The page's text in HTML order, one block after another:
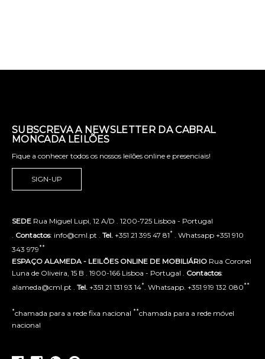
SUBSCREVA A NEWSLETTER DA CABRAL
MONCADA LEILÕES
Fique a conhecer todos os nossos leilões online e presenciais!
SIGN-UP
SEDE Rua Miguel Lupi, 12 A/D . 1200-725 Lisboa - Portugal
Contactos: info@cml.pt . Tel. +351 21 395 47 81* . Whatsapp +351 910
343 979**
ESPAÇO ALAMEDA - LEILÕES ONLINE DE MOBILIÁRIO Rua Coronel
Luna de Oliveira, 15 B . 1900-166 Lisboa - Portugal . Contactos:
alameda@cml.pt . Tel. +351 21 131 93 14* . Whatsapp. +351 919 132 080**
*chamada para a rede fixa nacional **chamada para a rede móvel
nacional